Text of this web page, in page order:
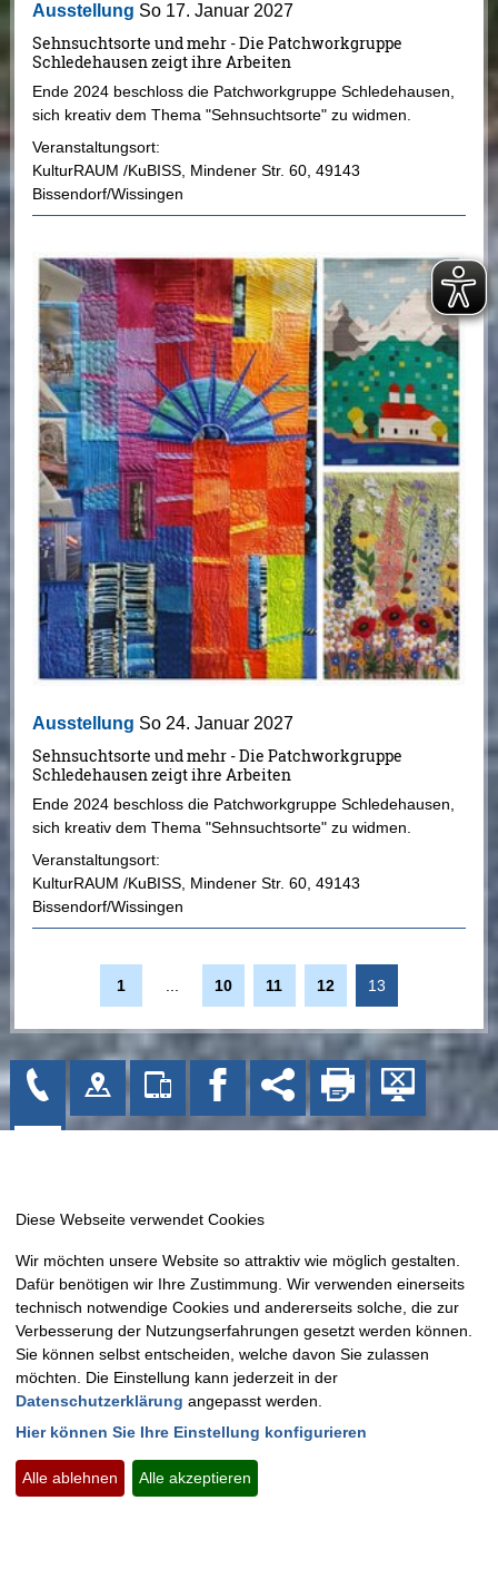
Ausstellung So 17. Januar 2027
Veranstaltungsort:
KulturRAUM /KuBISS, Mindener Str. 60, 49143
Bissendorf/Wissingen
Sehnsuchtsorte und mehr - Die Patchworkgruppe
Schledehausen zeigt ihre Arbeiten
Ende 2024 beschloss die Patchworkgruppe Schledehausen,
sich kreativ dem Thema "Sehnsuchtsorte" zu widmen.
Ausstellung So 24. Januar 2027
Veranstaltungsort:
KulturRAUM /KuBISS, Mindener Str. 60, 49143
Bissendorf/Wissingen
Sehnsuchtsorte und mehr - Die Patchworkgruppe
Schledehausen zeigt ihre Arbeiten
Ende 2024 beschloss die Patchworkgruppe Schledehausen,
sich kreativ dem Thema "Sehnsuchtsorte" zu widmen.
1 ... 10 11 12 13
Gemeinde Bissendorf
Kirchplatz 1
49143 Bissendorf
Tel: 05402 404-0
Fax: 05402 404-133
info@bissendorf.de
Montag - Freitag:
09.00 Uhr - 12.00 Uhr
Montags zusätzlich:
15.00 Uhr - 18.30 Uhr
Wir möchten unsere Website so attraktiv wie möglich gestalten.
Dafür benötigen wir Ihre Zustimmung. Wir verwenden einerseits
technisch notwendige Cookies und andererseits solche, die zur
Verbesserung der Nutzungserfahrungen gesetzt werden können.
Sie können selbst entscheiden, welche davon Sie zulassen
möchten. Die Einstellung kann jederzeit in der
Datenschutzerklärung angepasst werden.
Hier können Sie Ihre Einstellung konfigurieren
Alle ablehnen Alle akzeptieren